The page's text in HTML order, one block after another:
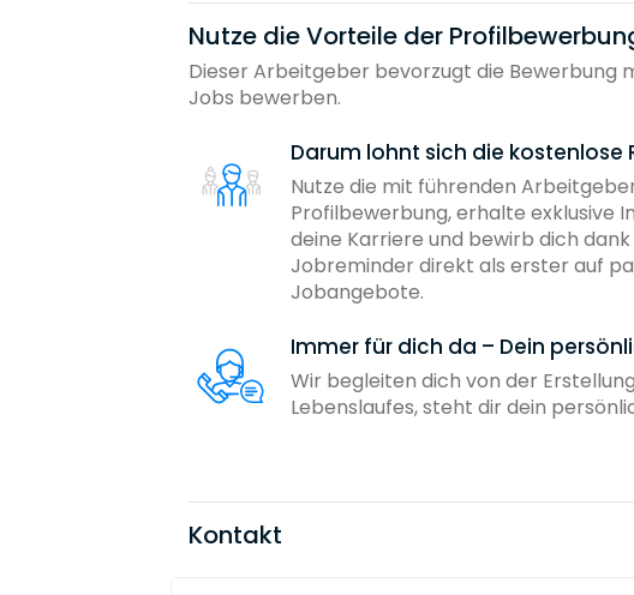
Nutze die Vorteile der
Dieser Arbeitgeber bevorzugt die Bewerbung
Jobs bewerben.
Darum lohnt sich die kostenlose
Nutze die mit führenden
Profilbewerbung, erhalte exklusive
deine Karriere und bewirb dich
Jobreminder direkt als erster auf
Jobangebote.
Immer für dich da – Dein
Wir begleiten dich von der
Lebenslaufes, steht dir dein
Kontakt